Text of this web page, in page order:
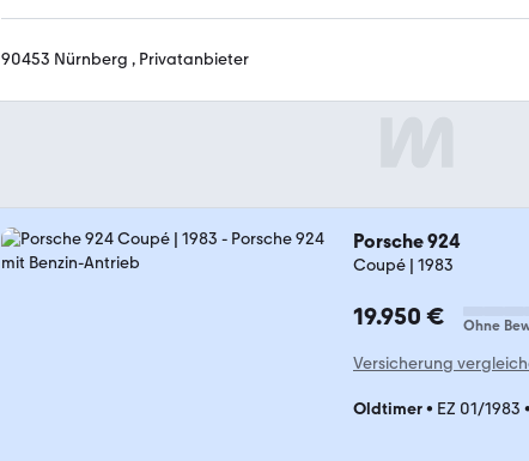
90453 Nürnberg , Privatanbieter
Porsche 924
Coupé | 1983
19.950 € Ohne
Versicherung
Oldtimer• EZ 01/1983 •